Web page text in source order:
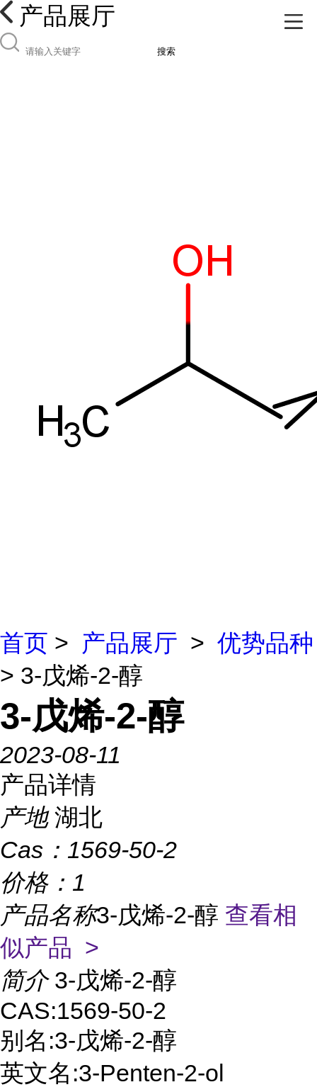
产品展厅
搜索
首页 > 产品展厅 > 优势品种
> 3-戊烯-2-醇
3-戊烯-2-醇
2023-08-11
产品详情
产地 湖北
Cas： 1569-50-2
价格： 1
产品名称3-戊烯-2-醇 查看相
似产品 >
简介 3-戊烯-2-醇
CAS:1569-50-2
别名:3-戊烯-2-醇
英文名:3-Penten-2-ol